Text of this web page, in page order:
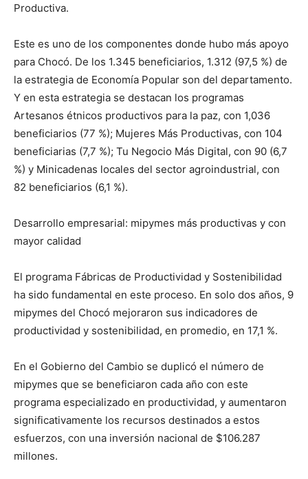
Productiva.
Este es uno de los componentes donde hubo más apoyo
para Chocó. De los 1.345 beneficiarios, 1.312 (97,5 %) de
la estrategia de Economía Popular son del departamento.
Y en esta estrategia se destacan los programas
Artesanos étnicos productivos para la paz, con 1,036
beneficiarios (77 %); Mujeres Más Productivas, con 104
beneficiarias (7,7 %); Tu Negocio Más Digital, con 90 (6,7
%) y Minicadenas locales del sector agroindustrial, con
82 beneficiarios (6,1 %).
Desarrollo empresarial: mipymes más productivas y con
mayor calidad
El programa Fábricas de Productividad y Sostenibilidad
ha sido fundamental en este proceso. En solo dos años, 9
mipymes del Chocó mejoraron sus indicadores de
productividad y sostenibilidad, en promedio, en 17,1 %.
En el Gobierno del Cambio se duplicó el número de
mipymes que se beneficiaron cada año con este
programa especializado en productividad, y aumentaron
significativamente los recursos destinados a estos
esfuerzos, con una inversión nacional de $106.287
millones.